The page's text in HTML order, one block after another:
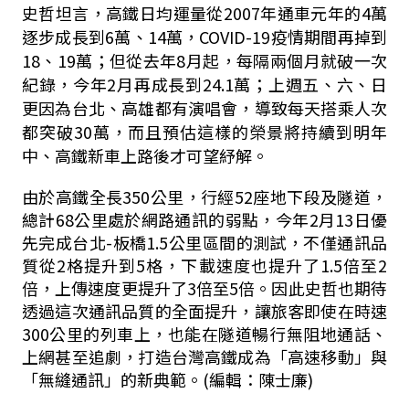
史哲坦言，高鐵日均運量從2007年通車元年的4萬
逐步成長到6萬、 14萬， COVID-19疫情期間再掉到
18、 19萬；但從去年8月起，每隔兩個月就破一次
紀錄，今年2月再成長到24.1萬；上週五、六、日
更因為台北、高雄都有演唱會，導致每天搭乘人次
都突破30萬，而且預估這樣的榮景將持續到明年
中、高鐵新車上路後才可望紓解。
由於高鐵全長350公里，行經52座地下段及隧道，
總計68公里處於網路通訊的弱點，今年2月13日優
先完成台北-板橋1.5公里區間的測試，不僅通訊品
質從2格提升到5格，下載速度也提升了1.5倍至2
倍，上傳速度更提升了3倍至5倍。因此史哲也期待
透過這次通訊品質的全面提升，讓旅客即使在時速
300公里的列車上，也能在隧道暢行無阻地通話、
上網甚至追劇，打造台灣高鐵成為「高速移動」與
「無縫通訊」的新典範。(編輯：陳士廉)